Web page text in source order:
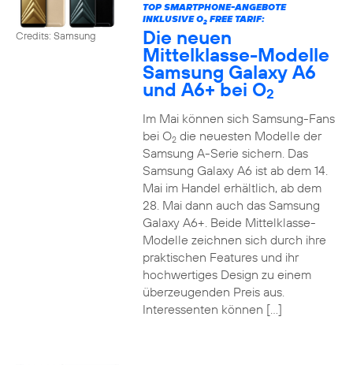
Credits: Samsung
TOP SMARTPHONE-ANGEBOTE
INKLUSIVE O2FREE TARIF:
Die neuen
Mittelklasse-Modelle
Samsung Galaxy A6
und A6+ bei O2
Im Mai können sich Samsung-Fans
bei O2die neuesten Modelle der
Samsung A-Serie sichern. Das
Samsung Galaxy A6 ist ab dem 14.
Mai im Handel erhältlich, ab dem
28. Mai dann auch das Samsung
Galaxy A6+. Beide Mittelklasse-
Modelle zeichnen sich durch ihre
praktischen Features und ihr
hochwertiges Design zu einem
überzeugenden Preis aus.
Interessenten können […]